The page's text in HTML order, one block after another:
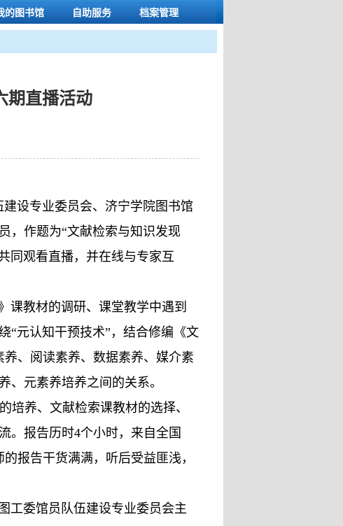
的图书馆 自助服务 档案管理
期直播活动
设专业委员会、济宁学院图书馆
，作题为“文献检索与知识发现
同观看直播，并在线与专家互
课教材的调研、课堂教学中遇到
“元认知干预技术”，结合修编《文
、阅读素养、数据素养、媒介素
、元素养培养之间的关系。
培养、文献检索课教材的选择、
。报告历时4个小时，来自全国
报告干货满满，听后受益匪浅，
工委馆员队伍建设专业委员会主